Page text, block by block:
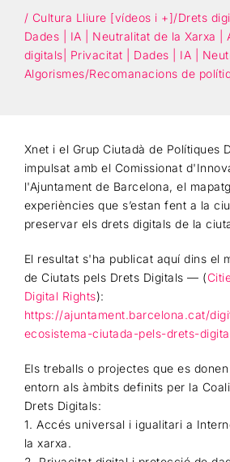
/ Cultura Lliure [vídeos i +]/Drets
Dades | IA | Neutralitat de la Xarxa |
digitals| Privacitat | Dades | IA |
Algorismes/Recomanacions de
Xnet i el Grup Ciutadà de Polítiques
impulsat amb el Comissionat
l'Ajuntament de Barcelona, el
experiències que s’estan fent a la
preservar els drets digitals de la
El resultat s'ha publicat aquí dins el
de Ciutats pels Drets Digitals — (
Digital Rights):
https://ajuntament.barcelona.cat/
ecosistema-ciutada-pels-drets-
Els treballs o projectes que es
entorn als àmbits definits per la
Drets Digitals:
1. Accés universal i igualitari a
la xarxa.